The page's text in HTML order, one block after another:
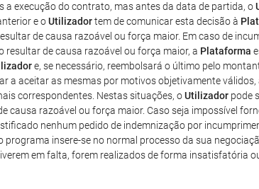
a execução do contrato, mas antes da data de partida, o
e oUtilizadortem de comunicar esta decisão à
de causa razoável ou força maior. Em caso de
resultar de causa razoável ou força maior, a Plataforma
e, se necessário, reembolsará o último pelo
a aceitar as mesmas por motivos objetivamente válidos,
correspondentes. Nestas situações, oUtilizador pode
causa razoável ou força maior. Caso seja impossível
nenhum pedido de indemnização por
insere-se no normal processo da sua
em falta, forem realizados de forma insatisfatória